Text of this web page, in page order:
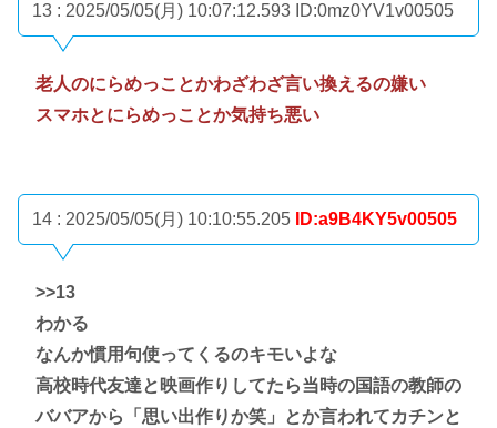
13 : 2025/05/05(月) 10:07:12.593 ID:0mz0YV1v00505
老人のにらめっことかわざわざ言い換えるの嫌い
スマホとにらめっことか気持ち悪い
14 : 2025/05/05(月) 10:10:55.205 ID:a9B4KY5v00505
>>13
わかる
なんか慣用句使ってくるのキモいよな
高校時代友達と映画作りしてたら当時の国語の教師の
ババアから「思い出作りか笑」とか言われてカチンと